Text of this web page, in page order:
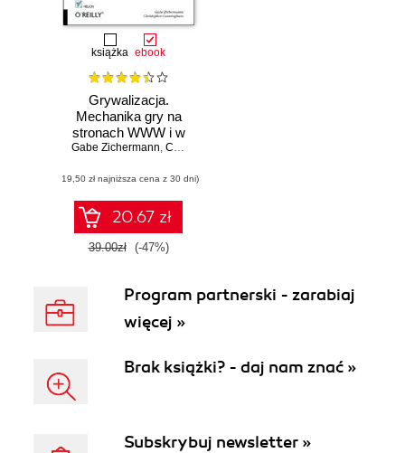
książka ebook
Grywalizacja.
Mechanika gry na
stronach WWW i w
aplikacjach
Gabe Zichermann, Christopher Cunningham
(19,50 zł najniższa cena z 30 dni)
20.67 zł
39.00zł (-47%)
Program partnerski - zarabiaj
więcej »
Brak książki? - daj nam znać »
Subskrybuj newsletter »